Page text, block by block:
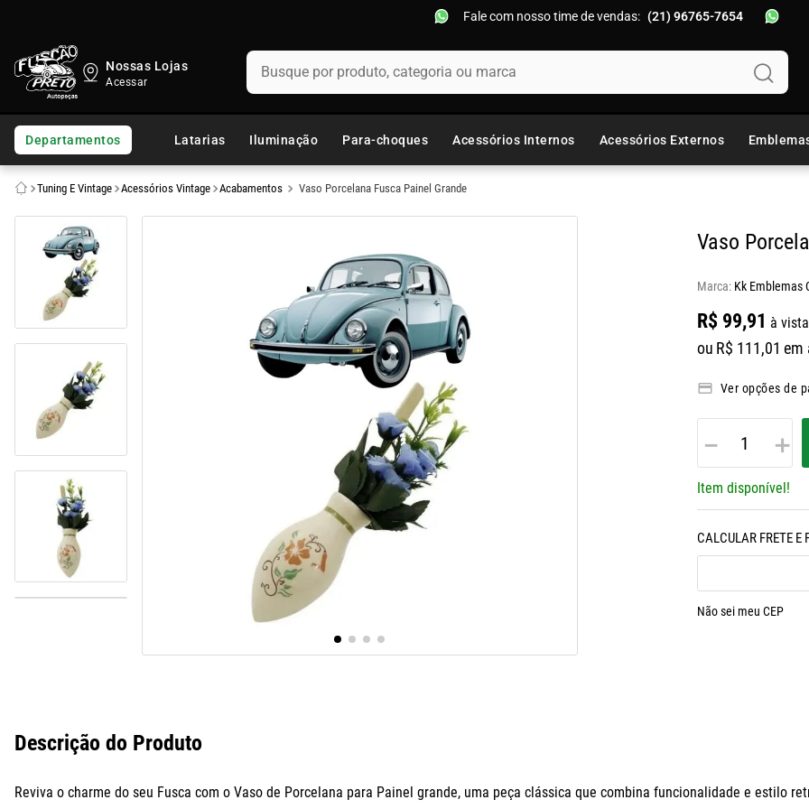
Fale com nosso time de vendas: (21) 96765-7654
Nossas Lojas Busque por produto, categoria ou marca
Departamentos Latarias Iluminação Para-choques Acessórios Internos Acessórios Externos
Tuning E Vintage Acessórios Vintage Acabamentos Vaso Porcelana Fusca Painel Grande
Vaso
Marca: Kk Emblemas
R$ 99,91 à
ou R$ 111,01 em
Ver opções de
＋
－
Item disponível!
Não sei meu CEP
Descrição do Produto
Reviva o charme do seu Fusca com o Vaso de Porcelana para Painel grande, uma peça clássica que combina funcionalidade e estilo
TERMOS MAIS BUSCADOS
1º
fusca
2º
capo
assoalho